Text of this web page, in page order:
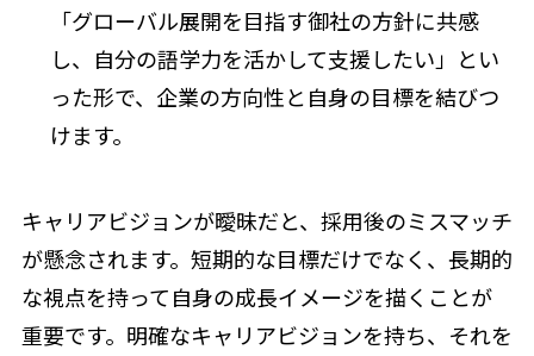
「グローバル展開を目指す御社の方針に共感
し、自分の語学力を活かして支援したい」とい
った形で、企業の方向性と自身の目標を結びつ
けます。
キャリアビジョンが曖昧だと、採用後のミスマッチ
が懸念されます。短期的な目標だけでなく、長期的
な視点を持って自身の成長イメージを描くことが
重要です。明確なキャリアビジョンを持ち、それを